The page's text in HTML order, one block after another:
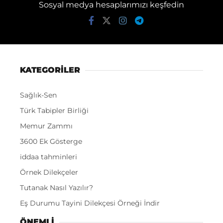
Sosyal medya hesaplarımızı keşfedin
KATEGORİLER
Sağlık-Sen
Türk Tabipler Birliği
Memur Zammı
3600 Ek Gösterge
iddaa tahminleri
Örnek Dilekçeler
Tutanak Nasıl Yazılır?
Eş Durumu Tayini Dilekçesi Örneği İndir